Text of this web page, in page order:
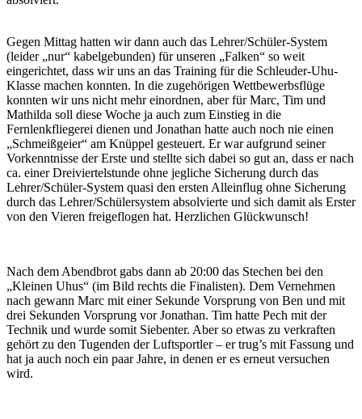
Gegen Mittag hatten wir dann auch das Lehrer/Schüler-System
(leider „nur“ kabelgebunden) für unseren „Falken“ so weit
eingerichtet, dass wir uns an das Training für die Schleuder-Uhu-
Klasse machen konnten. In die zugehörigen Wettbewerbsflüge
konnten wir uns nicht mehr einordnen, aber für Marc, Tim und
Mathilda soll diese Woche ja auch zum Einstieg in die
Fernlenkfliegerei dienen und Jonathan hatte auch noch nie einen
„Schmeißgeier“ am Knüppel gesteuert. Er war aufgrund seiner
Vorkenntnisse der Erste und stellte sich dabei so gut an, dass er nach
ca. einer Dreiviertelstunde ohne jegliche Sicherung durch das
Lehrer/Schüler-System quasi den ersten Alleinflug ohne Sicherung
durch das Lehrer/Schülersystem absolvierte und sich damit als Erster
von den Vieren freigeflogen hat. Herzlichen Glückwunsch!
Nach dem Abendbrot gabs dann ab 20:00 das Stechen bei den
„Kleinen Uhus“ (im Bild rechts die Finalisten). Dem Vernehmen
nach gewann Marc mit einer Sekunde Vorsprung von Ben und mit
drei Sekunden Vorsprung vor Jonathan. Tim hatte Pech mit der
Technik und wurde somit Siebenter. Aber so etwas zu verkraften
gehört zu den Tugenden der Luftsportler – er trug’s mit Fassung und
hat ja auch noch ein paar Jahre, in denen er es erneut versuchen
wird.